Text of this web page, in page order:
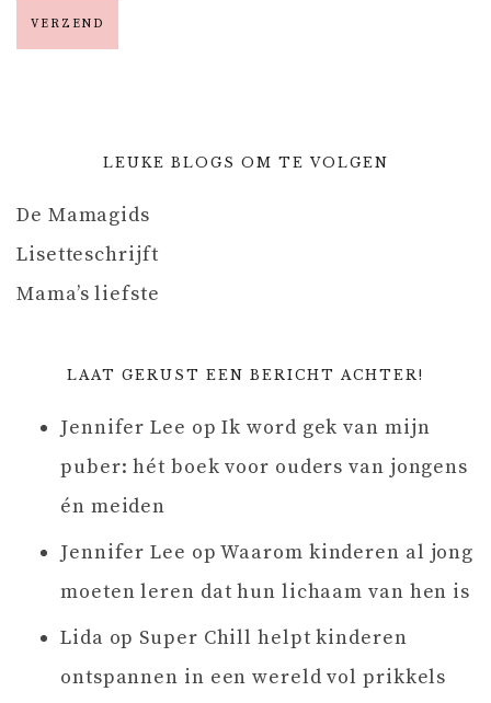
LEUKE BLOGS OM TE VOLGEN
De Mamagids
Lisetteschrijft
Mama’s liefste
LAAT GERUST EEN BERICHT ACHTER!
Jennifer Lee opIk word gek van mijn
puber: hét boek voor ouders van jongens
én meiden
Jennifer Lee opWaarom kinderen al jong
moeten leren dat hun lichaam van hen is
Lida op Super Chill helpt kinderen
ontspannen in een wereld vol prikkels